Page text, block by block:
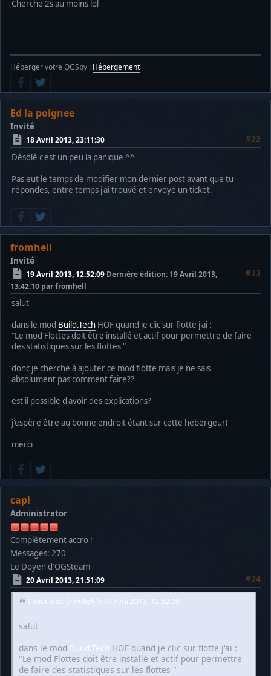
Cherche 2s au moins lol
Héberger votre OGSpy : Hébergement
Ed la poignee
Invité
18 Avril 2013, 23:11:30
#22
Désolé c'est un peu la panique ^^
Pas eut le temps de modifier mon dernier post avant que tu
répondes, entre temps j'ai trouvé et envoyé un ticket.
fromhell
Invité
19 Avril 2013, 12:52:09 #23
Dernière édition: 19 Avril 2013,
13:42:10 par fromhell
salut
dans le mod Build.Tech HOF quand je clic sur flotte j'ai :
"Le mod Flottes doit être installé et actif pour permettre de faire
des statistiques sur les flottes "
donc je cherche à ajouter ce mod flotte mais je ne sais
absolument pas comment faire??
est il possible d'avoir des explications?
j'espère être au bonne endroit étant sur cette hebergeur!
merci
capi
Administrator
Complètement accro !
Messages: 270
Le Doyen d'OGSteam
20 Avril 2013, 21:51:09 #24
Citation de: fromhell le 19 Avril 2013, 12:52:09
salut
dans le mod Build.Tech HOF quand je clic sur flotte j'ai :
"Le mod Flottes doit être installé et actif pour permettre
de faire des statistiques sur les flottes "